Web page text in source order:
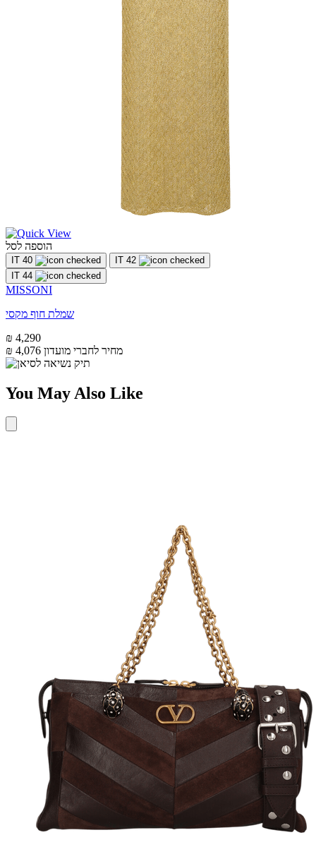
הוספה לסל
IT 40
IT 42
IT 44
MISSONI
שמלת חוף מקסי
₪ 4,290
₪ 4,076 מחיר לחברי מועדון
You May Also Like